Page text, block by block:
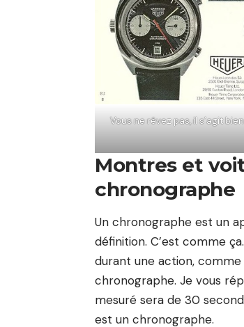
Vous ne rêvez pas, il s’agit
Montres et
chronographe
Un chronographe est un
définition. C’est comme
durant une action, comme
chronographe. Je vous
mesuré sera de 30
est un chronographe.